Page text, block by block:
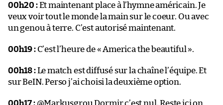
00h20 :Et maintenant place à l’hymne américain. Je
veux voir tout le monde la main sur le coeur. Ou avec
un genou à terre. C’est autorisé maintenant.
00h19 :C’est l’heure de « America the beautiful ».
00h18 :Le match est diffusé sur la chaîne l’équipe. Et
sur BeIN. Perso j’ai choisi la deuxième option.
00h17 :@Markusgrou Dormir c’est nul. Reste ici on